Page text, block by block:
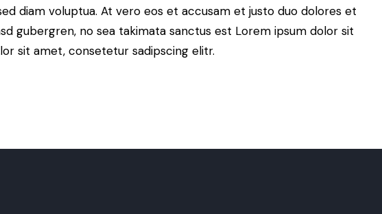
diam voluptua. At vero eos et accusam et justo duo dolores et
gubergren, no sea takimata sanctus est Lorem ipsum dolor sit
sit amet, consetetur sadipscing elitr.